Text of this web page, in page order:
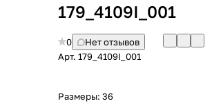
179_4109I_001
0
Нет отзывов
Арт. 179_4109I_001
Размеры: 36